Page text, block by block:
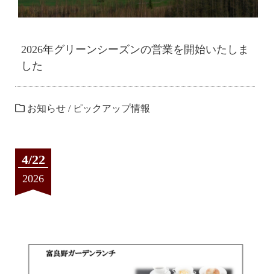
2026年グリーンシーズンの営業を開始いたしま
した
お知らせ / ピックアップ情報
4/22
2026